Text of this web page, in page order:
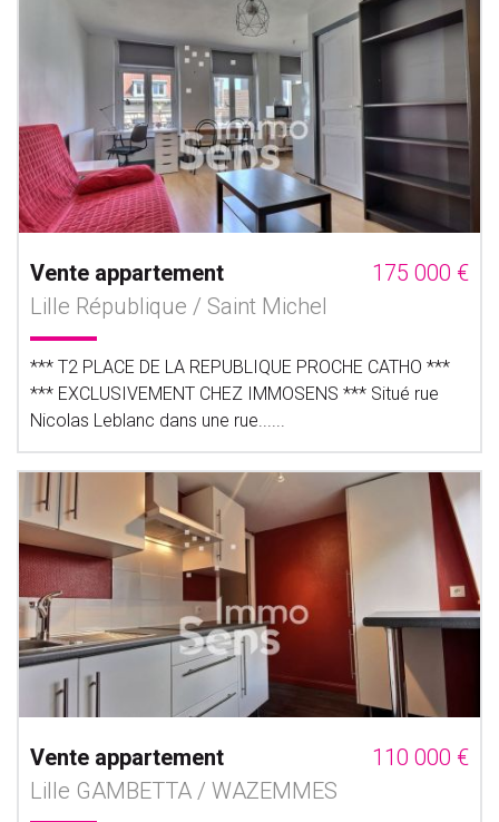
Vente appartement
175 000 €
Lille République / Saint Michel
*** T2 PLACE DE LA REPUBLIQUE PROCHE CATHO ***
*** EXCLUSIVEMENT CHEZ IMMOSENS *** Situé rue
Nicolas Leblanc dans une rue......
Vente appartement
110 000 €
Lille GAMBETTA / WAZEMMES